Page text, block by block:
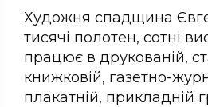
Художня спадщина
тисячі полотен, сотні
працює в друкованій,
книжковій, газетно-
плакатній, прикладній